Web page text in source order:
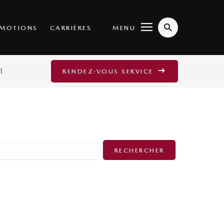
CARRIÈRES MENU
RENDEZ-VOUS SERVICE
RECHERCHER